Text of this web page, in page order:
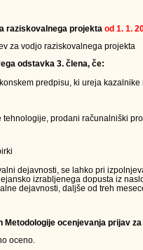
raziskovalnega projekta od 1. 1.
za vodjo raziskovalnega projekta
odstavka 3. člena, če:
predpisu, ki ureja
prodani računalniški
dejavnosti, se lahko pri
izrabljenega dopusta iz
dejavnosti, daljše od treh
ocenjevanja prijav
oceno.